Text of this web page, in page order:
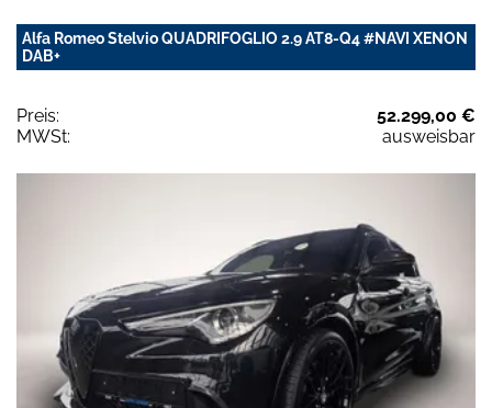
Alfa Romeo Stelvio QUADRIFOGLIO 2.9 AT8-Q4 #NAVI XENON
DAB+
Preis:
52.299,00 €
MWSt:
ausweisbar